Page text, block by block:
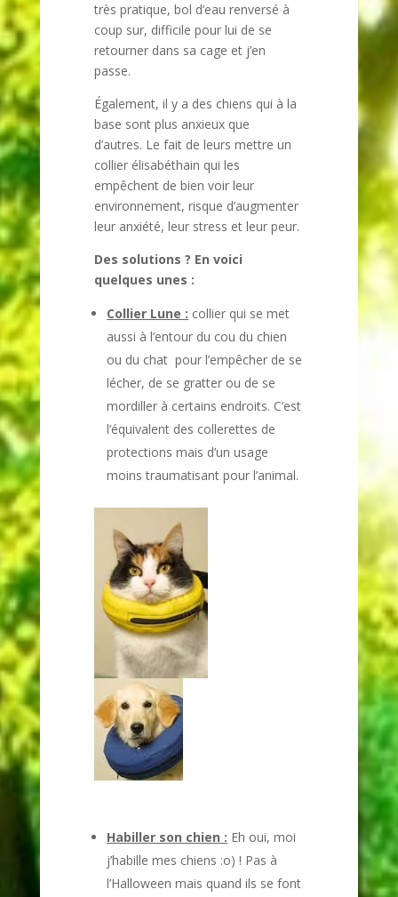
très pratique, bol d’eau renversé à
coup sur, difficile pour lui de se
retourner dans sa cage et j’en
passe.
Également, il y a des chiens qui à la
base sont plus anxieux que
d’autres. Le fait de leurs mettre un
collier élisabéthain qui les
empêchent de bien voir leur
environnement, risque d’augmenter
leur anxiété, leur stress et leur peur.
Des solutions ? En voici
quelques unes :
Collier Lune : collier qui se met
aussi à l’entour du cou du chien
ou du chat pour l’empêcher de se
lécher, de se gratter ou de se
mordiller à certains endroits. C’est
l’équivalent des collerettes de
protections mais d’un usage
moins traumatisant pour l’animal.
Habiller son chien : Eh oui, moi
j’habille mes chiens :o) ! Pas à
l’Halloween mais quand ils se font